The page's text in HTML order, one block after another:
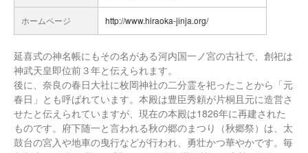
ホームページ http://www.hiraoka-jinja.org/
延喜式の神名帳にもその名がある河内国一ノ宮の古社で、創祀は
神武天皇即位前３年と伝えられます。
後に、奈良の春日大社に枚岡神社の二分霊を祀ったことから「元
春日」とも呼ばれています。本殿は豊臣秀頼が片桐且元に造営さ
せたと伝えられていますが、現在の本殿は1826年に再建された
ものです。府下随一と言われる秋の郷のまつり（秋郷祭）は、太
鼓台の宮入や地車の曳行などが行われ、勇壮かつ華やかです。毎